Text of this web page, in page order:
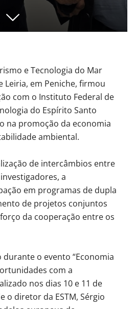
e Tecnologia do Mar
Leiria, em Peniche, firmou
com o Instituto Federal de
do Espírito Santo
na promoção da economia
ambiental.
de intercâmbios entre
a
em programas de dupla
de projetos conjuntos
da cooperação entre os
o evento “Economia
com a
nos dias 10 e 11 de
o diretor da ESTM, Sérgio